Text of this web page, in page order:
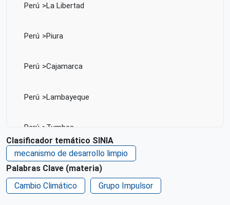
Perú La Libertad
Perú Piura
Perú Cajamarca
Perú Lambayeque
Perú Tumbes
Perú Ica
Perú Junín
Clasificador temático SINIA
mecanismo de desarrollo limpio
Palabras Clave (materia)
Cambio Climático
Grupo Impulsor